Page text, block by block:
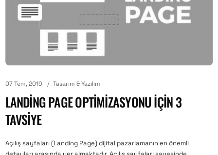
07 Tem, 2019 Tasarım & Yazılım
LANDING PAGE OPTIMIZASYONU IÇIN 3
TAVSIYE
Açılış sayfaları (Landing Page) dijital pazarlamanın en önemli